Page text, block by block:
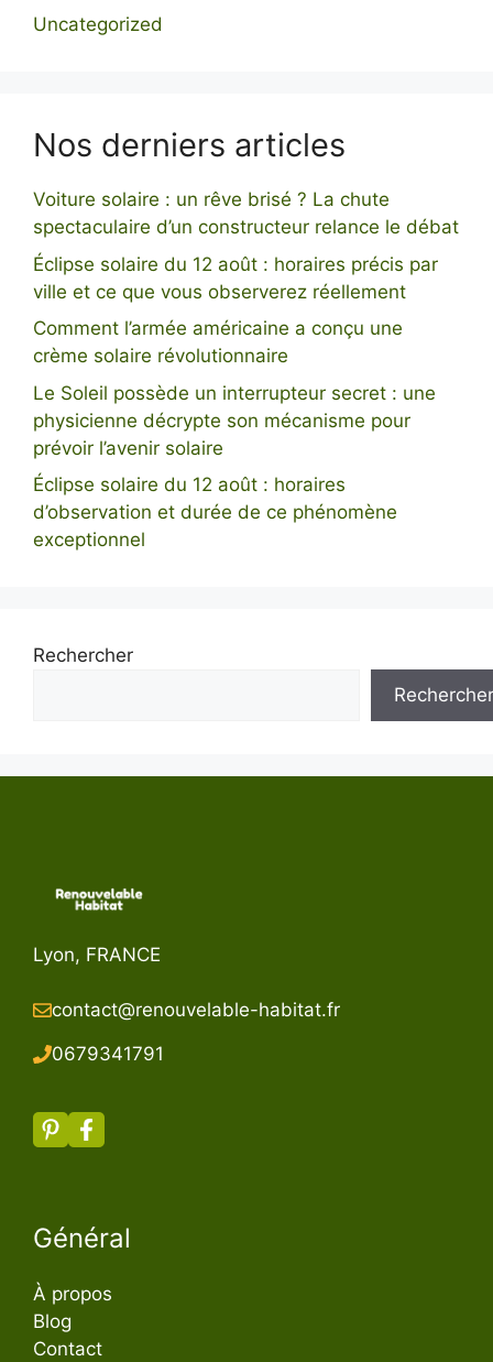
Uncategorized
Nos derniers articles
Voiture solaire : un rêve brisé ? La chute
spectaculaire d’un constructeur relance le débat
Éclipse solaire du 12 août : horaires précis par
ville et ce que vous observerez réellement
Comment l’armée américaine a conçu une
crème solaire révolutionnaire
Le Soleil possède un interrupteur secret : une
physicienne décrypte son mécanisme pour
prévoir l’avenir solaire
Éclipse solaire du 12 août : horaires
d’observation et durée de ce phénomène
exceptionnel
Rechercher
Rechercher
Lyon, FRANCE
contact@renouvelable-habitat.fr
0679341791
Général
À propos
Blog
Contact